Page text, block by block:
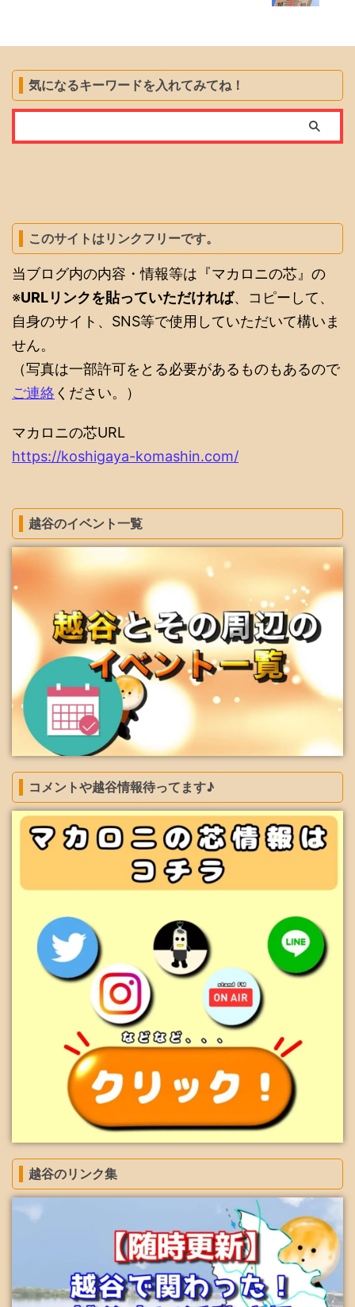
気になるキーワードを入れてみてね！
このサイトはリンクフリーです。
当ブログ内の内容・情報等は『マカロニの芯』の
※URLリンクを貼っていただければ、コピーして、
自身のサイト、SNS等で使用していただいて構いま
せん。
（写真は一部許可をとる必要があるものもあるので
ご連絡 ください。）
マカロニの芯URL
https://koshigaya-komashin.com/
越谷のイベント一覧
コメントや越谷情報待ってます♪
越谷のリンク集